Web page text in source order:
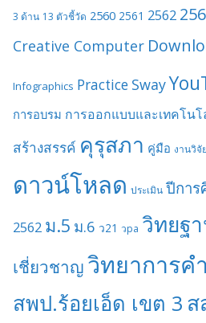
3 ด้าน 13 ตัวชี้วัด 2560 2561 2562
Creative Computer
Infographics Practice Sway
การอบรม การออกแบบและเทคโนโ
สร้างสรรค์ คุรุสภา คู่มือ งานวิจัย
ดาวน์โหลด ประเมิน ปีการ
2562 ม.5 ม.6 ว21 วpa วิทยฐ
เชี่ยวชาญวิทยาการ
สพป.ร้อยเอ็ด เขต 3 ส